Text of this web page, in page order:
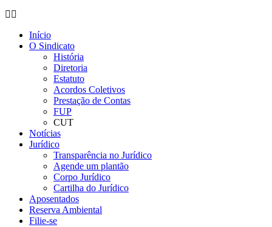
Início
O Sindicato
História
Diretoria
Estatuto
Acordos Coletivos
Prestação de Contas
FUP
CUT
Notícias
Jurídico
Transparência no Jurídico
Agende um plantão
Corpo Jurídico
Cartilha do Jurídico
Aposentados
Reserva Ambiental
Filie-se